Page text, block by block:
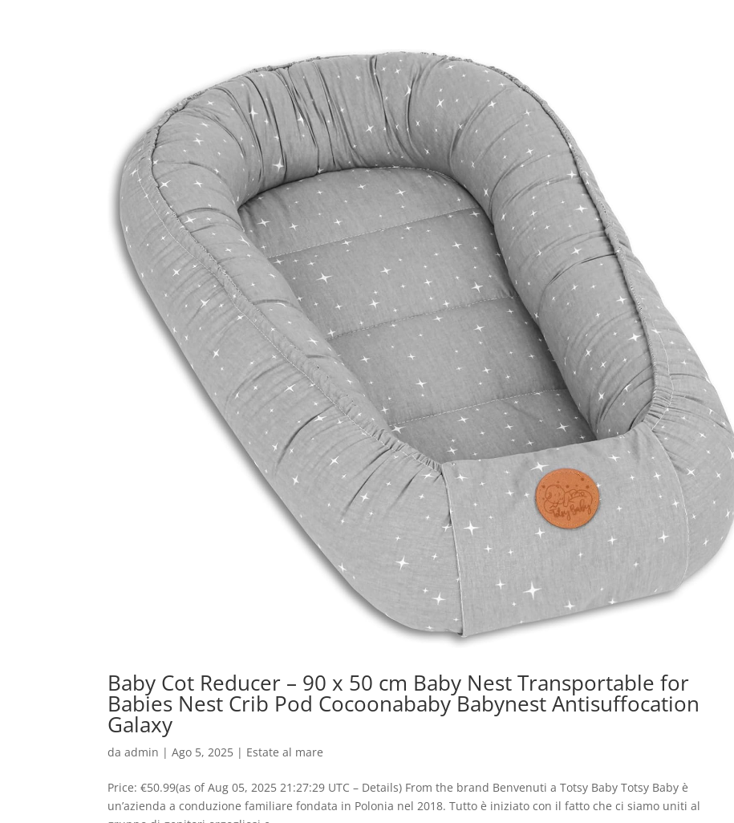
Baby Cot Reducer – 90 x 50 cm Baby Nest Transportable for
Babies Nest Crib Pod Cocoonababy Babynest Antisuffocation
Galaxy
daadmin |Ago 5, 2025 | Estate al mare
Price: €50.99(as of Aug 05, 2025 21:27:29 UTC – Details) From the brand Benvenuti a Totsy Baby Totsy Baby è
un’azienda a conduzione familiare fondata in Polonia nel 2018. Tutto è iniziato con il fatto che ci siamo uniti al